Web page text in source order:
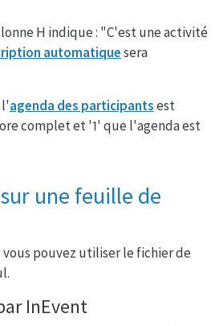
H indique : "C'est une activité
automatiquesera
l'agenda des participantsest
complet et '1' que l'agenda est
une feuille de
pouvez utiliser le fichier de
InEvent